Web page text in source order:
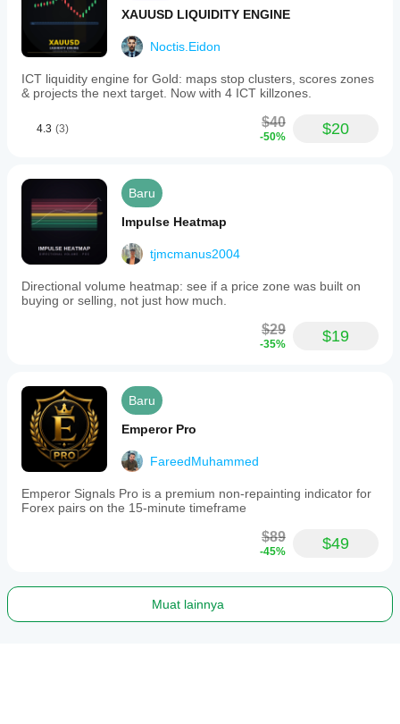
XAUUSD LIQUIDITY ENGINE
Noctis.Eidon
ICT liquidity engine for Gold: maps stop clusters, scores zones
& projects the next target. Now with 4 ICT killzones.
4.3 (3) $40
-50% $20
Baru
Impulse Heatmap
tjmcmanus2004
Directional volume heatmap: see if a price zone was built on
buying or selling, not just how much.
$29
-35% $19
Baru
Emperor Pro
FareedMuhammed
Emperor Signals Pro is a premium non-repainting indicator for
Forex pairs on the 15-minute timeframe
$89
-45% $49
Muat lainnya